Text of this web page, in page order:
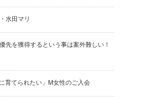
水田マリ
先を獲得するという事は案外難しい！
育てられたい」M女性のご入会